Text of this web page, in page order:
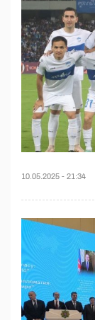
10.05.2025 - 21:34